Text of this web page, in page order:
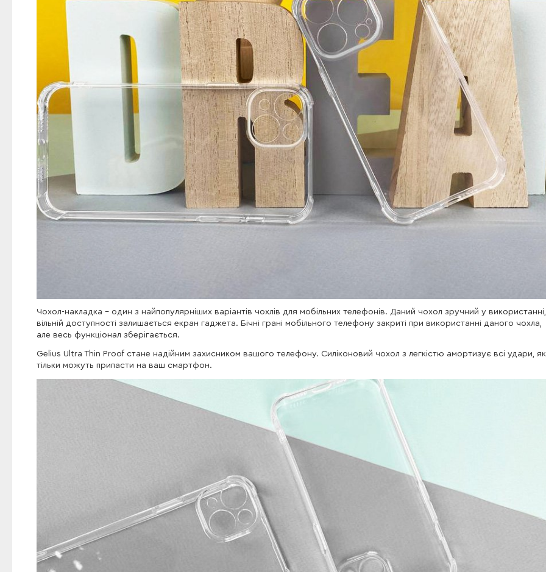
Чохол-накладка - один з найпопулярніших варіантів чохлів для мобільних телефонів. Даний чохол зручний у
вільній доступності залишається екран гаджета. Бічні грані мобільного телефону закриті при використанні даного чохла,
але весь функціонал зберігається.
Gelius Ultra Thin Proof стане надійним захисником вашого телефону. Силіконовий чохол з легкістю амортизує всі удари,
тільки можуть припасти на ваш смартфон.